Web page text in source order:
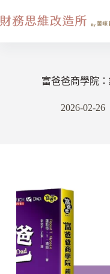
富爸爸商學院
2026-02-26